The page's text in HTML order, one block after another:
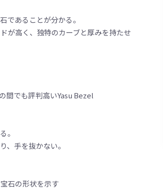
であることが分かる。
が高く、独特のカーブと厚みを持たせ
間でも評判高いYasu Bezel
。
、手を抜かない。
石の形状を示す